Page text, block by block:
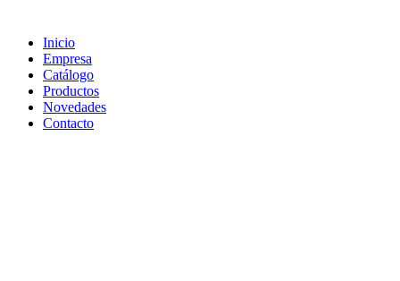
Inicio
Empresa
Catálogo
Productos
Novedades
Contacto